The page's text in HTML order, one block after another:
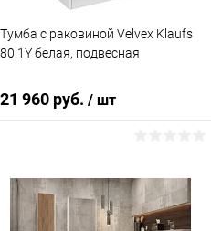
Тумба с раковиной Velvex Klaufs
80.1Y белая, подвесная
21 960 руб. / шт
В корзину
Купить в 1 клик Сравнение